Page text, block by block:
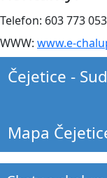
Telefon: 603 773
WWW: www.e-
Čejetice -
Mapa